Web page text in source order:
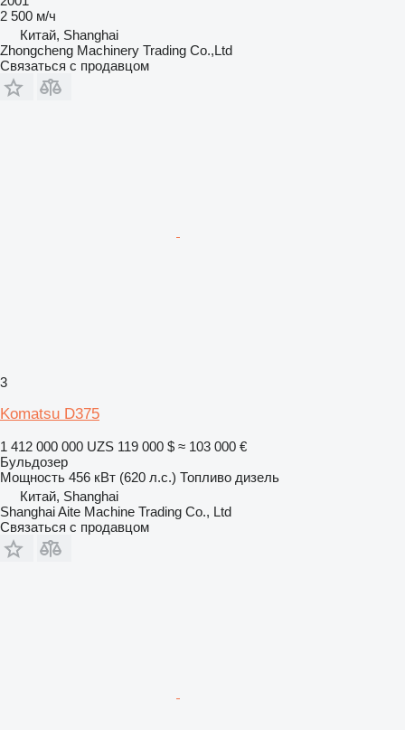
2 500 м/ч
Китай, Shanghai
Zhongcheng Machinery Trading Co.,Ltd
Связаться с продавцом
3
Komatsu D375
1 412 000 000 UZS 119 000 $ ≈ 103 000 €
Бульдозер
Мощность 456 кВт (620 л.с.) Топливо дизель
Китай, Shanghai
Shanghai Aite Machine Trading Co., Ltd
Связаться с продавцом